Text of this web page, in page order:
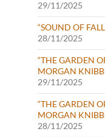
29/11/2025
“SOUND OF
28/11/2025
“THE GARDEN
MORGAN
29/11/2025
“THE GARDEN
MORGAN
28/11/2025